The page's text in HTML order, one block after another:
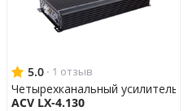
5.0 · 1 отзыв
Четырехканальный усилитель
ACV LX-4.130